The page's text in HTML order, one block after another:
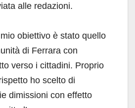
alle redazioni.
obiettivo è stato quello
di Ferrara con
verso i cittadini. Proprio
ho scelto di
dimissioni con effetto